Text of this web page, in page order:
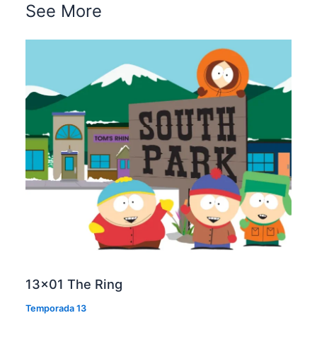
See More
13×01 The Ring
Temporada 13